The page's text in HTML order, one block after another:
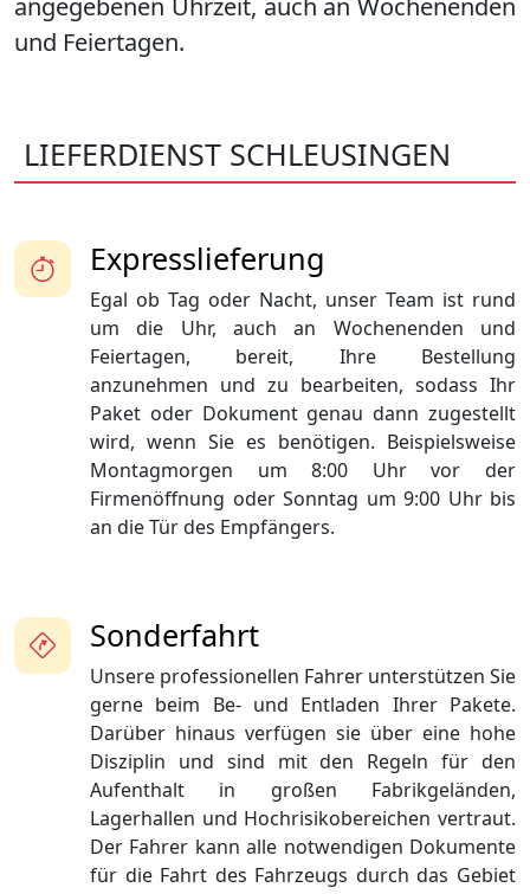
angegebenen Uhrzeit, auch an Wochenenden
und Feiertagen.
LIEFERDIENST SCHLEUSINGEN
Sonderfahrt
Unsere professionellen Fahrer unterstützen Sie
gerne beim Be- und Entladen Ihrer Pakete.
Darüber hinaus verfügen sie über eine hohe
Disziplin und sind mit den Regeln für den
Aufenthalt in großen Fabrikgeländen,
Lagerhallen und Hochrisikobereichen vertraut.
Der Fahrer kann alle notwendigen Dokumente
für die Fahrt des Fahrzeugs durch das Gebiet
Expresslieferung
Egal ob Tag oder Nacht, unser Team ist rund
um die Uhr, auch an Wochenenden und
Feiertagen, bereit, Ihre Bestellung
anzunehmen und zu bearbeiten, sodass Ihr
Paket oder Dokument genau dann zugestellt
wird, wenn Sie es benötigen. Beispielsweise
Montagmorgen um 8:00 Uhr vor der
Firmenöffnung oder Sonntag um 9:00 Uhr bis
an die Tür des Empfängers.